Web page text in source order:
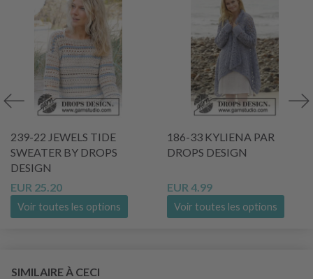
239-22 JEWELS TIDE
SWEATER BY DROPS
DESIGN
EUR 25.20
Voir toutes les options
186-33 KYLIENA PAR
DROPS DESIGN
EUR 4.99
Voir toutes les options
SIMILAIRE À CECI